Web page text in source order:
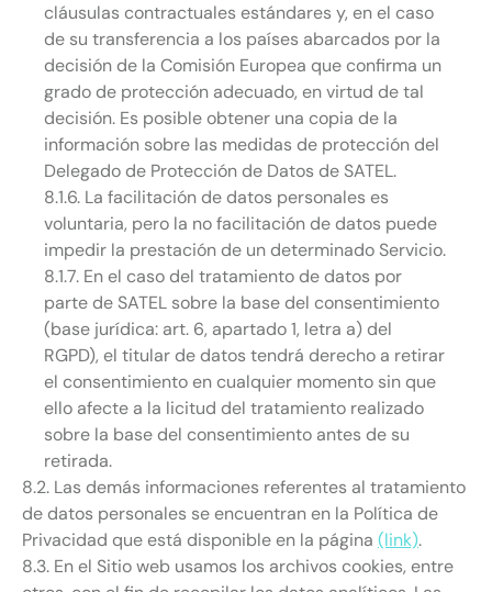
cláusulas contractuales estándares y, en el caso
de su transferencia a los países abarcados por la
decisión de la Comisión Europea que confirma un
grado de protección adecuado, en virtud de tal
decisión. Es posible obtener una copia de la
información sobre las medidas de protección del
Delegado de Protección de Datos de SATEL.
8.1.6. La facilitación de datos personales es
voluntaria, pero la no facilitación de datos puede
impedir la prestación de un determinado Servicio.
8.1.7. En el caso del tratamiento de datos por
parte de SATEL sobre la base del consentimiento
(base jurídica: art. 6, apartado 1, letra a) del
RGPD), el titular de datos tendrá derecho a retirar
el consentimiento en cualquier momento sin que
ello afecte a la licitud del tratamiento realizado
sobre la base del consentimiento antes de su
retirada.
8.2. Las demás informaciones referentes al tratamiento
de datos personales se encuentran en la Política de
Privacidad que está disponible en la página (link).
8.3. En el Sitio web usamos los archivos cookies, entre